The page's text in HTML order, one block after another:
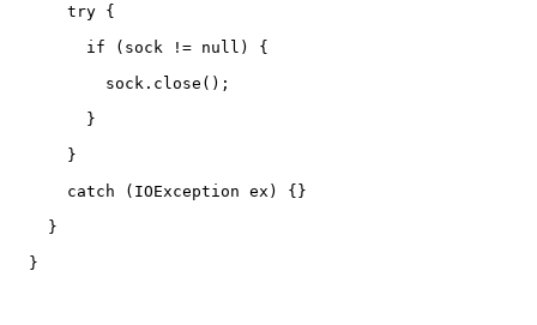
      try {
      }
      catch (IOException ex) {}
    }
  }